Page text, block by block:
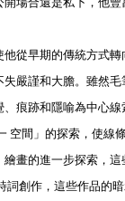
場合還是私下，他
從早期的傳統方式
嚴謹和大膽。雖然
痕跡和隱喻為中心
空間」的探索，使線
畫的進一步探索，
詞創作，這些作品的